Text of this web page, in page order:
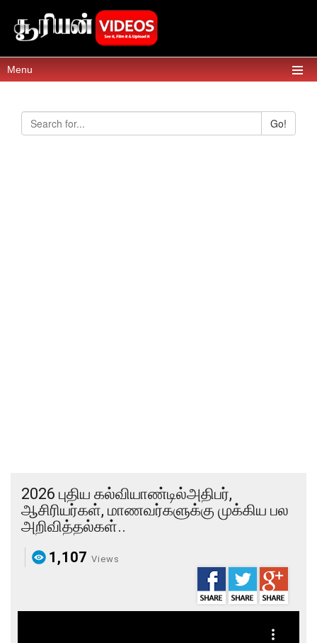
Menu
Go!
2026 புதிய கல்வியாண்டில்அதிபர்,
ஆசிரியர்கள், மாணவர்களுக்கு முக்கிய பல
அறிவித்தல்கள்..
1,107 Views